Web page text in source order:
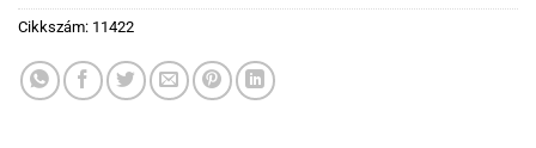
Cikkszám: 11422